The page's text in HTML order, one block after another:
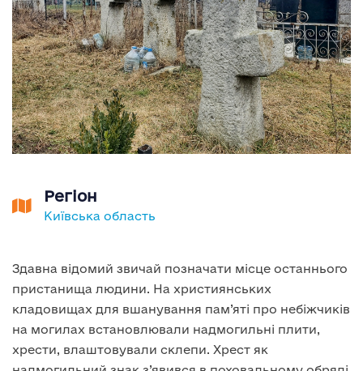
Регіон
Київська область
Здавна відомий звичай позначати місце останнього
пристанища людини. На християнських
кладовищах для вшанування пам’яті про небіжчиків
на могилах встановлювали надмогильні плити,
хрести, влаштовували склепи. Хрест як